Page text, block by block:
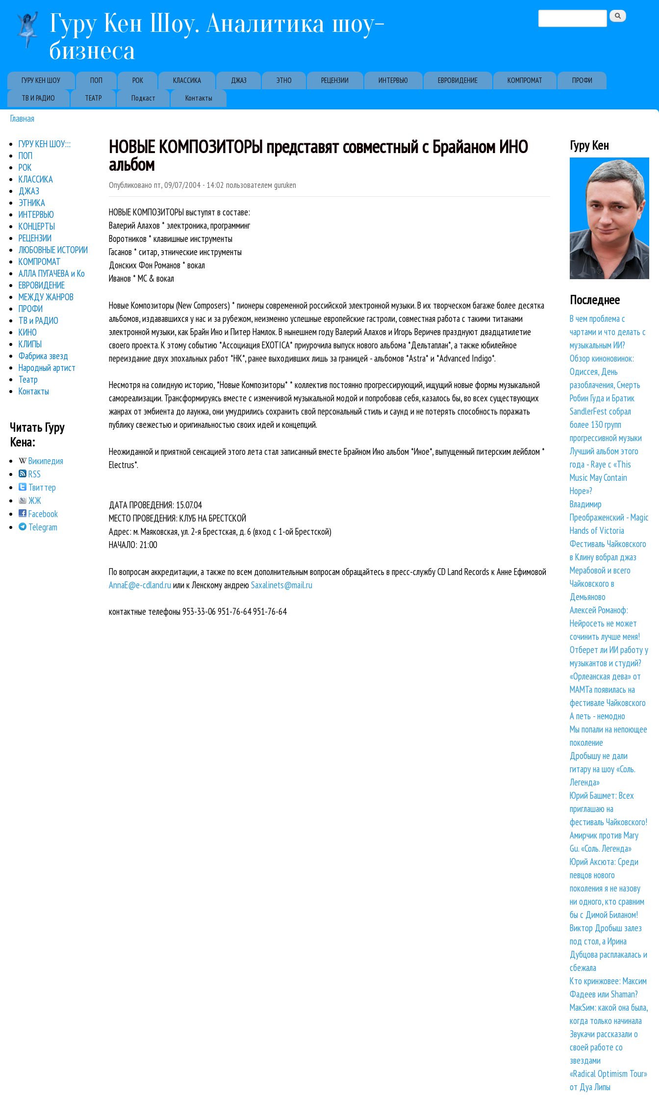
Гуру Кен Шоу. Аналитика шоу-
бизнеса
Форма поиска
Primary links
ГУРУ КЕН ШОУ ПОП РОК КЛАССИКА ДЖАЗ ЭТНО РЕЦЕНЗИИ ИНТЕРВЬЮ ЕВРОВИДЕНИЕ КОМПРОМАТ
ПРОФИ
ТВ И РАДИО
ТЕАТР Подкаст Контакты
Вы здесь
Главная
НОВЫЕ КОМПОЗИТОРЫ представят совместный с Брайаном ИНО
альбом
Опубликовано пт, 09/07/2004 - 14:02 пользователем guruken
НОВЫЕ КОМПОЗИТОРЫ выступят в составе:
Валерий Алахов * электроника, программинг
Воротников * клавишные инструменты
Гасанов * ситар, этнические инструменты
Донских Фон Романов * вокал
Иванов * MC & вокал
Новые Композиторы (New Composers) * пионеры современной российской электронной музыки. В их творческом багаже более десятка
альбомов, издававшихся у нас и за рубежом, неизменно успешные европейские гастроли, совместная работа с такими титанами
электронной музыки, как Брайн Ино и Питер Намлок. В нынешнем году Валерий Алахов и Игорь Веричев празднуют двадцатилетие
своего проекта. К этому событию *Ассоциация EXOTICA* приурочила выпуск нового альбома *Дельтаплан*, а также юбилейное
переиздание двух эпохальных работ *НК*, ранее выходивших лишь за границей - альбомов *Astra* и *Advanced Indigo*.
Несмотря на солидную историю, *Новые Композиторы* * коллектив постоянно прогрессирующий, ищущий новые формы музыкальной
самореализации. Трансформируясь вместе с изменчивой музыкальной модой и попробовав себя, казалось бы, во всех существующих
жанрах от эмбиента до лаунжа, они умудрились сохранить свой персональный стиль и саунд и не потерять способность поражать
публику свежестью и оригинальностью своих идей и концепций.
Неожиданной и приятной сенсацией этого лета стал записанный вместе Брайном Ино альбом *Иное*, выпущенный питерским лейблом *
Electrus*.
ДАТА ПРОВЕДЕНИЯ: 15.07.04
МЕСТО ПРОВЕДЕНИЯ: КЛУБ НА БРЕСТСКОЙ
Адрес: м. Маяковская, ул. 2-я Брестская, д. 6 (вход с 1-ой Брестской)
НАЧАЛО: 21:00
По вопросам аккредитации, а также по всем дополнительным вопросам обращайтесь в пресс-службу CD Land Records к Анне Ефимовой
AnnaE@e-cdland.ru или к Ленскому андрею Saxalinets@mail.ru
контактные телефоны 953-33-06 951-76-64 951-76-64
ГУРУ КЕН ШОУ:::
ПОП
РОК
КЛАССИКА
ДЖАЗ
ЭТНИКА
ИНТЕРВЬЮ
КОНЦЕРТЫ
РЕЦЕНЗИИ
ЛЮБОВНЫЕ ИСТОРИИ
КОМПРОМАТ
АЛЛА ПУГАЧЕВА и Ко
ЕВРОВИДЕНИЕ
МЕЖДУ ЖАНРОВ
ПРОФИ
ТВ и РАДИО
КИНО
КЛИПЫ
Фабрика звезд
Народный артист
Театр
Контакты
Читать Гуру
Кена:
Википедия
RSS
Твиттер
ЖЖ
Facebook
Telegram
Гуру Кен
Последнее
В чем проблема с
чартами и что делать с
музыкальным ИИ?
Обзор киноновинок:
Одиссея, День
разоблачения, Смерть
Робин Гуда и Братик
SandlerFest собрал
более 130 групп
прогрессивной музыки
Лучший альбом этого
года - Raye с «This
Music May Contain
Hope»?
Владимир
Преображенский - Magic
Hands of Victoria
Фестиваль Чайковского
в Клину вобрал джаз
Мерабовой и всего
Чайковского в
Демьяново
Алексей Романоф:
Нейросеть не может
сочинить лучше меня!
Отберет ли ИИ работу у
музыкантов и студий?
«Орлеанская дева» от
МАМТа появилась на
фестивале Чайковского
А петь - немодно
Мы попали на непоющее
поколение
Дробышу не дали
гитару на шоу «Соль.
Легенда»
Юрий Башмет: Всех
приглашаю на
фестиваль Чайковского!
Амирчик против Mary
Gu. «Соль. Легенда»
Юрий Аксюта: Среди
певцов нового
поколения я не назову
ни одного, кто сравним
бы с Димой Биланом!
Виктор Дробыш залез
под стол, а Ирина
Дубцова расплакалась и
сбежала
Кто кринжовее: Максим
Фадеев или Shaman?
МакSим: какой она была,
когда только начинала
Звукачи рассказали о
своей работе со
звездами
«Radical Optimism Tour»
от Дуа Липы